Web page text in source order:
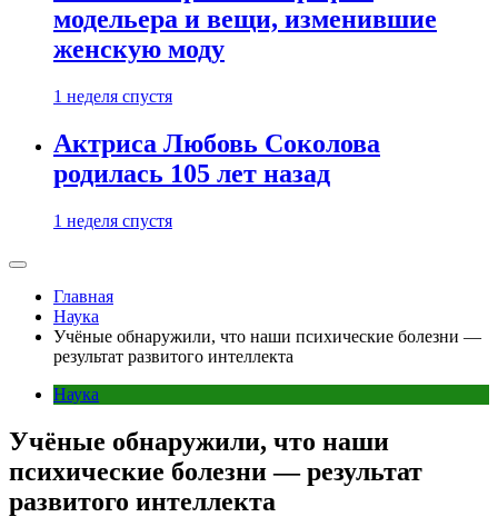
модельера и вещи, изменившие
женскую моду
1 неделя спустя
Актриса Любовь Соколова
родилась 105 лет назад
1 неделя спустя
Главная
Наука
Учёные обнаружили, что наши психические болезни —
результат развитого интеллекта
Наука
Учёные обнаружили, что наши
психические болезни — результат
развитого интеллекта